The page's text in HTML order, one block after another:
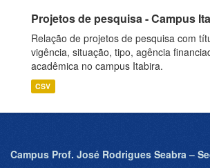
Projetos de pesquisa - Campus
Relação de projetos de pesquisa com
vigência, situação, tipo, agência
acadêmica no campus Itabira.
CSV
Campus Prof. José Rodrigues Seabra –